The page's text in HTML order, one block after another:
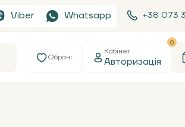
Viber Whatsapp +38 073
Обрані
Кабінет
Авторизація
0